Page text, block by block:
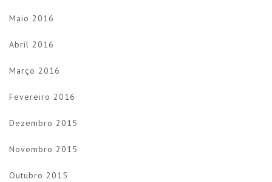
Maio 2016
Abril 2016
Março 2016
Fevereiro 2016
Dezembro 2015
Novembro 2015
Outubro 2015